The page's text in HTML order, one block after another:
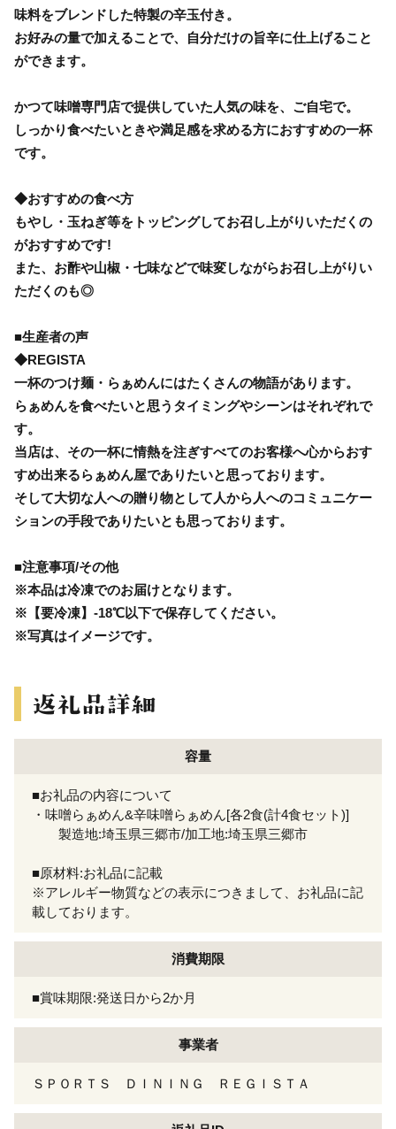
味料をブレンドした特製の辛玉付き。
お好みの量で加えることで、自分だけの旨辛に仕上げること
ができます。
かつて味噌専門店で提供していた人気の味を、ご自宅で。
しっかり食べたいときや満足感を求める方におすすめの一杯
です。
◆おすすめの食べ方
もやし・玉ねぎ等をトッピングしてお召し上がりいただくの
がおすすめです!
また、お酢や山椒・七味などで味変しながらお召し上がりい
ただくのも◎
■生産者の声
◆REGISTA
一杯のつけ麺・らぁめんにはたくさんの物語があります。
らぁめんを食べたいと思うタイミングやシーンはそれぞれで
す。
当店は、その一杯に情熱を注ぎすべてのお客様へ心からおす
すめ出来るらぁめん屋でありたいと思っております。
そして大切な人への贈り物として人から人へのコミュニケー
ションの手段でありたいとも思っております。
■注意事項/その他
※本品は冷凍でのお届けとなります。
※【要冷凍】-18℃以下で保存してください。
※写真はイメージです。
容量
■お礼品の内容について
・味噌らぁめん&辛味噌らぁめん[各2食(計4食セット)]
製造地:埼玉県三郷市/加工地:埼玉県三郷市
■原材料:お礼品に記載
※アレルギー物質などの表示につきまして、お礼品に記
載しております。
消費期限
■賞味期限:発送日から2か月
事業者
ＳＰＯＲＴＳ ＤＩＮＩＮＧ ＲＥＧＩＳＴＡ